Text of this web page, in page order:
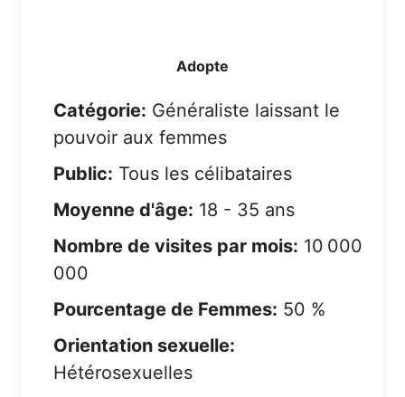
Adopte
Catégorie: Généraliste laissant le
pouvoir aux femmes
Public: Tous les célibataires
Moyenne d'âge: 18 - 35 ans
Nombre de visites par mois: 10 000
000
Pourcentage de Femmes: 50 %
Orientation sexuelle:
Hétérosexuelles